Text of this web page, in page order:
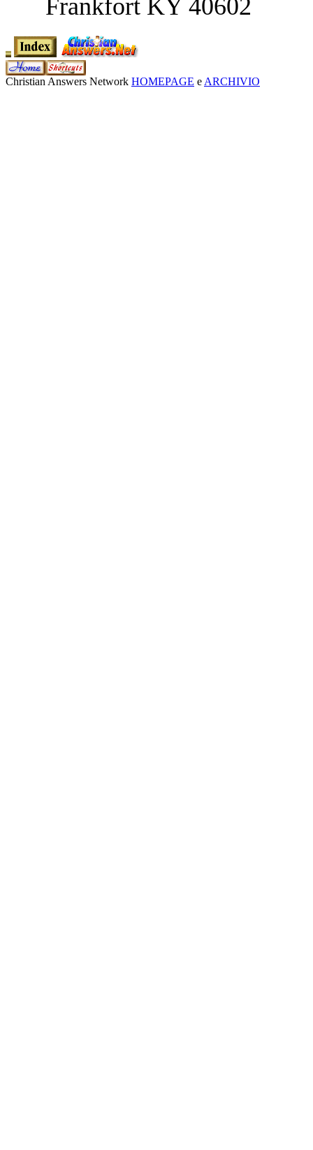
Frankfort KY 40602
Christian Answers Network HOMEPAGE e ARCHIVIO